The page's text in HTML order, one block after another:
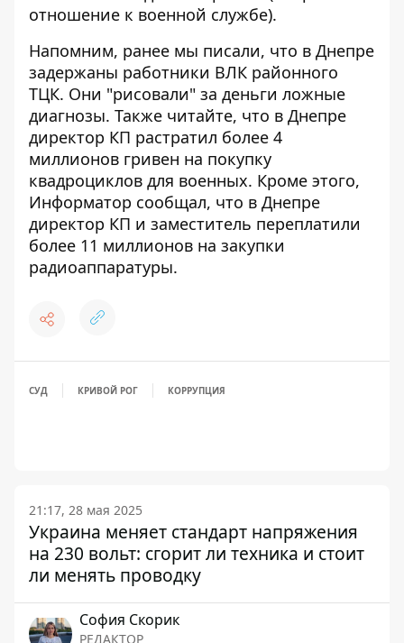
отношение к военной службе).
Напомним, ранее мы писали, что в Днепре
задержаны работники ВЛК районного
ТЦК. Они "рисовали" за деньги ложные
диагнозы. Также читайте, что в Днепре
директор КП растратил более 4
миллионов гривен на покупку
квадроциклов для военных. Кроме этого,
Информатор сообщал, что в Днепре
директор КП и заместитель переплатили
более 11 миллионов на закупки
радиоаппаратуры.
СУД КРИВОЙ РОГ КОРРУПЦИЯ
21:17, 28 мая 2025
Украина меняет стандарт напряжения
на 230 вольт: сгорит ли техника и стоит
ли менять проводку
София Скорик
РЕДАКТОР